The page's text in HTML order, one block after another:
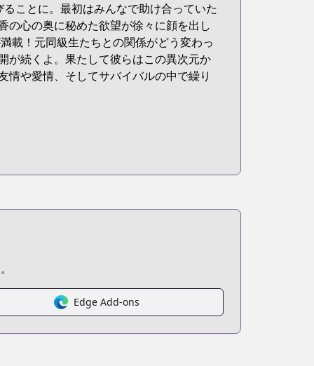
ことに。最初はみんなで助け合っていた
の心の奥に秘めた欲望が徐々に顔を出し
載！元同級生たちとの関係がどう変わっ
が続くよ。果たして彼らはこの異次元か
や愛情、そしてサバイバルの中で繰り
Edge Add-ons